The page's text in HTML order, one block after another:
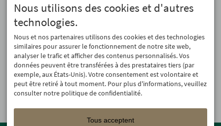
We will not forward your email address. And we don’t like spam, either. We
promise! You can unsubscribe at any time.
Registre
Nous utilisons des cookies et d'autres
technologies.
Nous et nos partenaires utilisons des cookies et des technologies
similaires pour assurer le fonctionnement de notre site web,
analyser le trafic et afficher des contenus personnalisés. Vos
données peuvent être transférées à des prestataires tiers (par
exemple, aux États-Unis). Votre consentement est volontaire et
peut être retiré à tout moment. Pour plus d'informations, veuillez
consulter notre politique de confidentialité.
Tous acceptent